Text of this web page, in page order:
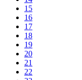
15
16
17
18
19
20
21
22